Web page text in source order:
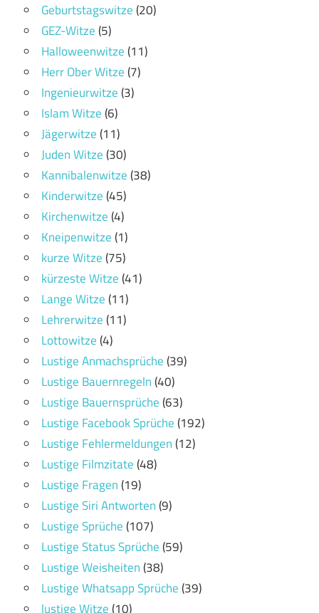
Geburtstagswitze(20)
GEZ-Witze(5)
Halloweenwitze(11)
Herr Ober Witze(7)
Ingenieurwitze(3)
Islam Witze(6)
Jägerwitze(11)
Juden Witze(30)
Kannibalenwitze(38)
Kinderwitze(45)
Kirchenwitze(4)
Kneipenwitze(1)
kurze Witze(75)
kürzeste Witze(41)
Lange Witze(11)
Lehrerwitze(11)
Lottowitze(4)
Lustige Anmachsprüche(39)
Lustige Bauernregeln(40)
Lustige Bauernsprüche(63)
Lustige Facebook Sprüche(192)
Lustige Fehlermeldungen(12)
Lustige Filmzitate(48)
Lustige Fragen(19)
Lustige Siri Antworten(9)
Lustige Sprüche(107)
Lustige Status Sprüche(59)
Lustige Weisheiten(38)
Lustige Whatsapp Sprüche(39)
lustige Witze(10)